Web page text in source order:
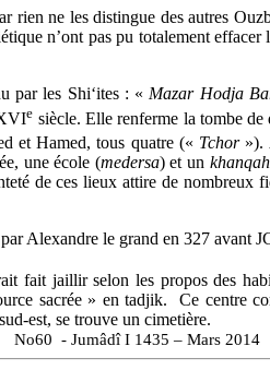
ne les distingue des autres
n’ont pas pu totalement effacer
par les Shi‘ites : «Mazar Hodja
e siècle. Elle renferme la tombe de
et Hamed, tous quatre (« Tchor»).
une école (medersa) et un khanqah
de ces lieux attire de nombreux
Alexandre le grand en 327 avant
fait jaillir selon les propos des
sacrée » en tadjik.
Ce centre
est, se trouve un cimetière.
No60 - Jumâdî I 1435 – Mars 2014